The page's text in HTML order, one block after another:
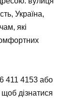
Україна,
які
411 4153 або
дізнатися